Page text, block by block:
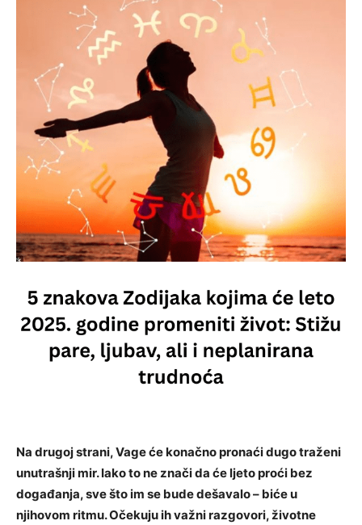
Na drugoj strani, Vage će konačno pronaći dugo traženi
unutrašnji mir. Iako to ne znači da će ljeto proći bez
događanja, sve što im se bude dešavalo – biće u
njihovom ritmu. Očekuju ih važni razgovori, životne